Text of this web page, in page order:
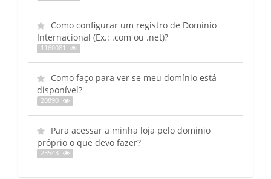
Como configurar um registro de Domínio
Internacional (Ex.: .com ou .net)?
1160081
Como faço para ver se meu domínio está
disponível?
20890
Para acessar a minha loja pelo dominio
próprio o que devo fazer?
23543